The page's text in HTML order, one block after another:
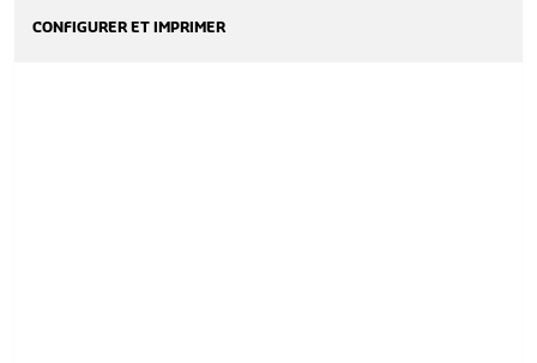
CONFIGURER ET IMPRIMER